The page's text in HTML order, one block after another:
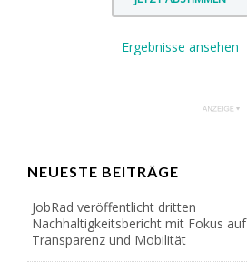
Ergebnisse ansehen
NEUESTE BEITRÄGE
JobRad veröffentlicht dritten
Nachhaltigkeitsbericht mit Fokus auf
Transparenz und Mobilität